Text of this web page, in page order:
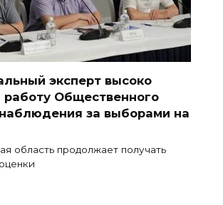
эксперт высоко
работу Общественного
за выборами на
область продолжает получать